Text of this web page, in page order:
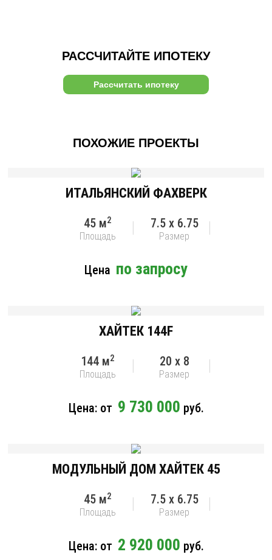
РАССЧИТАЙТЕ ИПОТЕКУ
Рассчитать ипотеку
ПОХОЖИЕ ПРОЕКТЫ
ИТАЛЬЯНСКИЙ ФАХВЕРК
45 м2
Площадь
7.5 x 6.75
Размер
Цена по запросу
ХАЙТЕК 144F
144 м2
Площадь
20 x 8
Размер
Цена: от 9 730 000 руб.
МОДУЛЬНЫЙ ДОМ ХАЙТЕК 45
45 м2
Площадь
7.5 x 6.75
Размер
Цена: от 2 920 000 руб.